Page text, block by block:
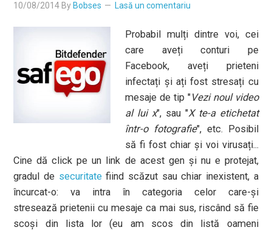
10/08/2014 By Bobses Lasă un comentariu
Probabil mulți dintre voi, cei
care aveți conturi pe
Facebook, aveți prieteni
infectați și ați fost stresați cu
mesaje de tip "Vezi noul video
al lui x", sau "X te-a etichetat
într-o fotografie", etc. Posibil
să fi fost chiar și voi virusați...
Cine dă click pe un link de acest gen și nu e protejat,
gradul de securitatefiind scăzut sau chiar inexistent, a
încurcat-o: va intra în categoria celor care-și
stresează prietenii cu mesaje ca mai sus, riscând să fie
scoși din lista lor (eu am scos din listă oameni